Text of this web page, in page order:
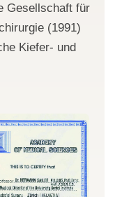
Gesellschaft für
(1991)
Kiefer- und